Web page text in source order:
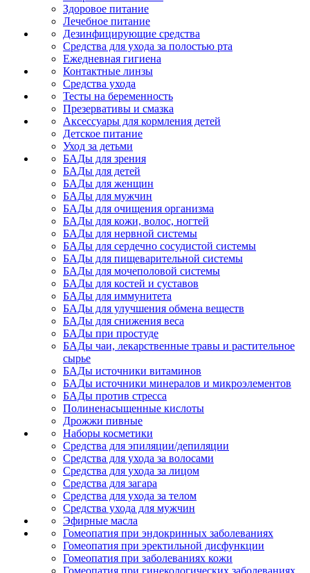
Здоровое питание
Лечебное питание
Дезинфицирующие средства
Средства для ухода за полостью рта
Ежедневная гигиена
Контактные линзы
Средства ухода
Тесты на беременность
Презервативы и смазка
Аксессуары для кормления детей
Детское питание
Уход за детьми
БАДы для зрения
БАДы для детей
БАДы для женщин
БАДы для мужчин
БАДы для очищения организма
БАДы для кожи, волос, ногтей
БАДы для нервной системы
БАДы для сердечно сосудистой системы
БАДы для пищеварительной системы
БАДы для мочеполовой системы
БАДы для костей и суставов
БАДы для иммунитета
БАДы для улучшения обмена веществ
БАДы для снижения веса
БАДы при простуде
БАДы чаи, лекарственные травы и растительное
сырье
БАДы источники витаминов
БАДы источники минералов и микроэлементов
БАДы против стресса
Полиненасыщенные кислоты
Дрожжи пивные
Наборы косметики
Средства для эпиляции/депиляции
Средства для ухода за волосами
Средства для ухода за лицом
Средства для загара
Средства для ухода за телом
Средства ухода для мужчин
Эфирные масла
Гомеопатия при эндокринных заболеваниях
Гомеопатия при эректильной дисфункции
Гомеопатия при заболеваниях кожи
Гомеопатия при гинекологических заболеваниях